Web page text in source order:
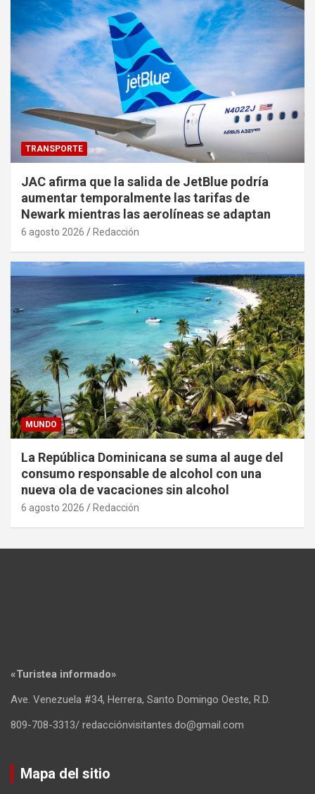
TRANSPORTE
JAC afirma que la salida de JetBlue podría
aumentar temporalmente las tarifas de
Newark mientras las aerolíneas se adaptan
6 agosto 2026 Redacción
MUNDO
La República Dominicana se suma al auge del
consumo responsable de alcohol con una
nueva ola de vacaciones sin alcohol
6 agosto 2026 Redacción
«Turistea informado»
Ave. Venezuela #34, Herrera, Santo Domingo Oeste, R.D.
809-708-3313/ redacciónvisitantes.do@gmail.com
Mapa del sitio